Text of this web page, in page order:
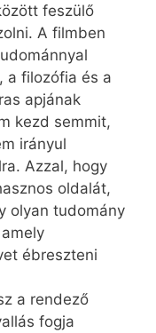
feszülő
A filmben
a filozófia és a
apjának
kezd semmit,
irányul
Azzal, hogy
oldalát,
olyan tudomány
ébreszteni
a rendező
fogja